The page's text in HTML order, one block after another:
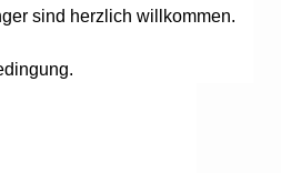
sind herzlich willkommen.